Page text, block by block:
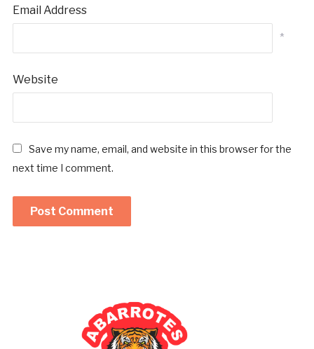
Email Address
*
Website
Save my name, email, and website in this browser for the
next time I comment.